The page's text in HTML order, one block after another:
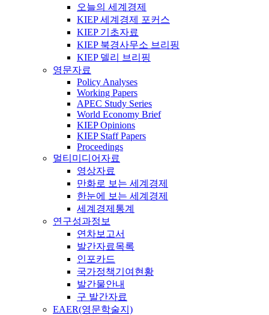
오늘의 세계경제
KIEP 세계경제 포커스
KIEP 기초자료
KIEP 북경사무소 브리핑
KIEP 델리 브리핑
영문자료
Policy Analyses
Working Papers
APEC Study Series
World Economy Brief
KIEP Opinions
KIEP Staff Papers
Proceedings
멀티미디어자료
영상자료
만화로 보는 세계경제
한눈에 보는 세계경제
세계경제통계
연구성과정보
연차보고서
발간자료목록
인포카드
국가정책기여현황
발간물안내
구 발간자료
EAER(영문학술지)